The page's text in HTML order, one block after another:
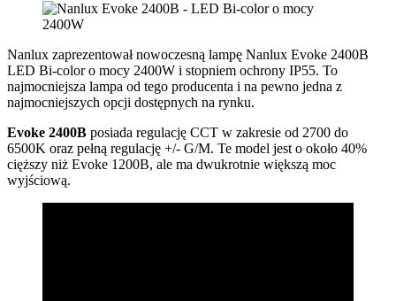
Nanlux zaprezentował nowoczesną lampę Nanlux Evoke 2400B
LED Bi-color o mocy 2400W i stopniem ochrony IP55. To
najmocniejsza lampa od tego producenta i na pewno jedna z
najmocniejszych opcji dostępnych na rynku.
Evoke 2400B posiada regulację CCT w zakresie od 2700 do
6500K oraz pełną regulację +/- G/M. Te model jest o około 40%
cięższy niż Evoke 1200B, ale ma dwukrotnie większą moc
wyjściową.